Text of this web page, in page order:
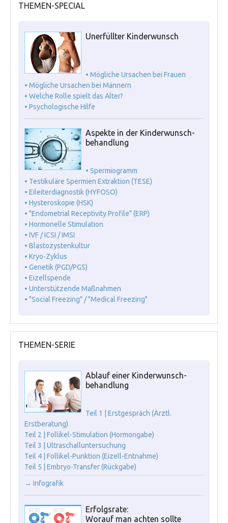
THEMEN-SPECIAL
Unerfüllter Kinderwunsch
• Mögliche Ursachen bei Frauen
• Mögliche Ursachen bei Männern
• Welche Rolle spielt das Alter?
• Psychologische Hilfe
Aspekte in der Kinderwunsch-
behandlung
• Spermiogramm
• Testikuläre Spermien Extraktion (TESE)
• Eileiterdiagnostik (HYFOSO)
• Hysteroskopie (HSK)
• "Endometrial Receptivity Profile" (ERP)
• Hormonelle Stimulation
• IVF / ICSI / IMSI
• Blastozystenkultur
• Kryo-Zyklus
• Genetik (PGD/PGS)
• Eizellspende
• Unterstützende Maßnahmen
• "Social Freezing" / "Medical Freezing"
THEMEN-SERIE
Ablauf einer Kinderwunsch-
behandlung
Teil 1 | Erstgespräch (Ärztl.
Erstberatung)
Teil 2 | Follikel-Stimulation (Hormongabe)
Teil 3 | Ultraschalluntersuchung
Teil 4 | Follikel-Punktion (Eizell-Entnahme)
Teil 5 | Embryo-Transfer (Rückgabe)
→ Infografik
Erfolgsrate:
Worauf man achten sollte